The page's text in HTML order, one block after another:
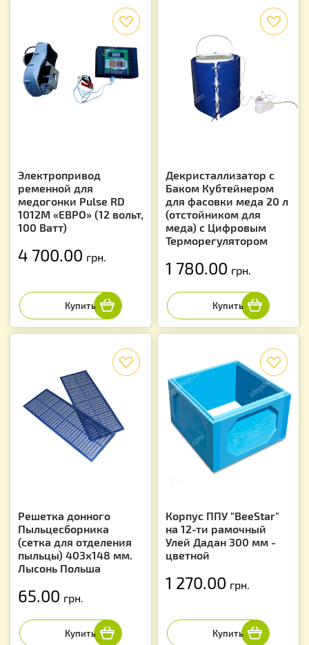
Электропривод
ременной для
медогонки Pulse RD
1012М «ЕВРО» (12 вольт,
100 Ватт)
4 700.00 грн.
Декристаллизатор с
Баком Кубтейнером
для фасовки меда 20 л
(отстойником для
меда) с Цифровым
Терморегулятором
1 780.00 грн.
Решетка донного
Пыльцесборника
(сетка для отделения
пыльцы) 403х148 мм.
Лысонь Польша
65.00 грн.
Корпус ППУ “BeeStar"
на 12-ти рамочный
Улей Дадан 300 мм -
цветной
1 270.00 грн.